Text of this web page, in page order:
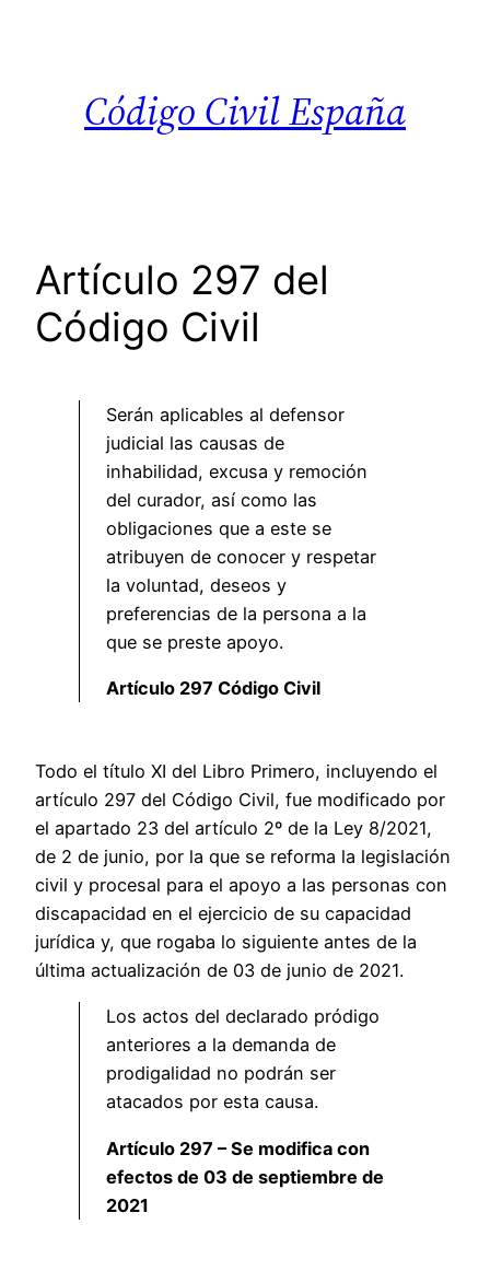
Código Civil España
Artículo 297 del
Código Civil
Serán aplicables al defensor
judicial las causas de
inhabilidad, excusa y remoción
del curador, así como las
obligaciones que a este se
atribuyen de conocer y respetar
la voluntad, deseos y
preferencias de la persona a la
que se preste apoyo.
Artículo 297 Código Civil
Todo el título XI del Libro Primero, incluyendo el
artículo 297 del Código Civil, fue modificado por
el apartado 23 del artículo 2º de la Ley 8/2021,
de 2 de junio, por la que se reforma la legislación
civil y procesal para el apoyo a las personas con
discapacidad en el ejercicio de su capacidad
jurídica y, que rogaba lo siguiente antes de la
última actualización de 03 de junio de 2021.
Los actos del declarado pródigo
anteriores a la demanda de
prodigalidad no podrán ser
atacados por esta causa.
Artículo 297 – Se modifica con
efectos de 03 de septiembre de
2021